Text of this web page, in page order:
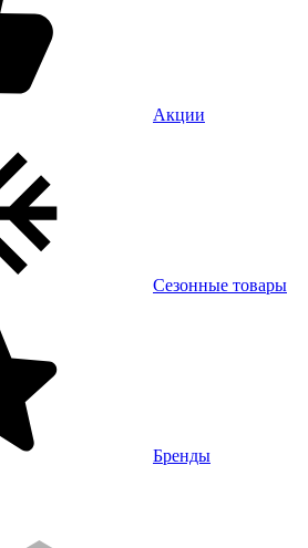
Акции
Сезонные товары
Бренды